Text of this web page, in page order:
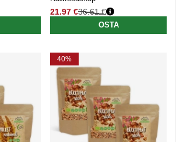
21.97 €
Normaali hinta
36.61 €
OSTA
40%